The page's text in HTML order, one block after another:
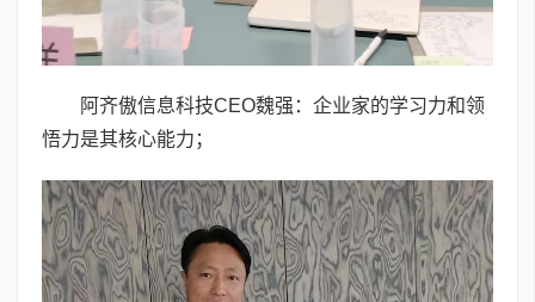
阿齐傲信息科技CEO魏强：企业家的学习力和领
悟力是其核心能力；